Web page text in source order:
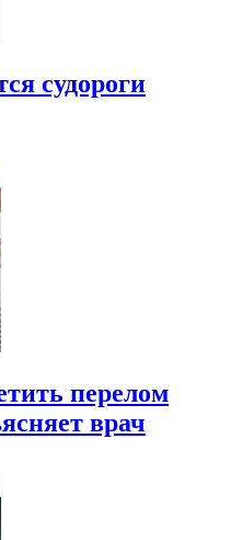
судороги
перелом
врач